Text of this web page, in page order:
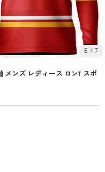
6 / 7
メンズ レディース ロンT スポ